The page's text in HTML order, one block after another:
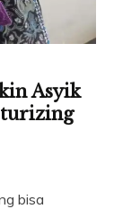
Asyik
bisa